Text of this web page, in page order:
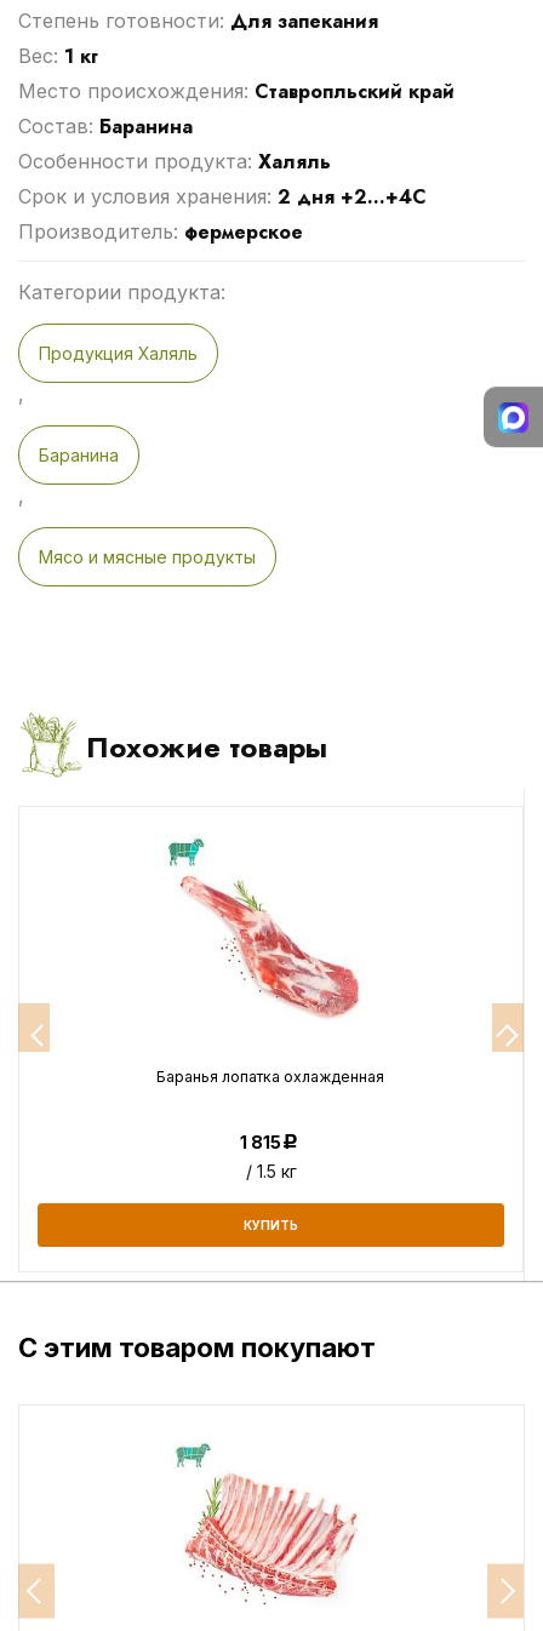
Степень готовности: Для запекания
Вес: 1 кг
Место происхождения: Ставропльский край
Cостав: Баранина
Особенности продукта: Халяль
Срок и условия хранения: 2 дня +2...+4С
Производитель: фермерское
Категории продукта:
Продукция Халяль
,
Баранина
,
Мясо и мясные продукты
Похожие товары
Баранья лопатка охлажденная
1 815Р
/ 1.5 кг
КУПИТЬ
С этим товаром покупают